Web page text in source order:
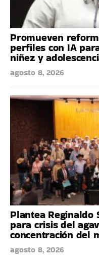
Promueven
perfiles con IA
niñez y
agosto 8, 2026
Plantea
para crisis del
concentración del
agosto 8, 2026